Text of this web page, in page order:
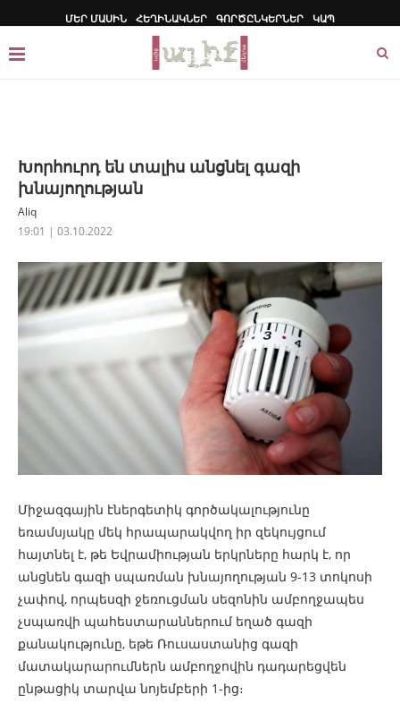
ՄԵՐ ՄԱՍԻՆ ՀԵՂԻՆԱԿՆԵՐ ԳՈՐԾԸՆԿԵՐՆԵՐ ԿԱՊ
Խորհուրդ են տալիս անցնել գազի
խնայողության
Aliq
19:01 | 03.10.2022
Միջազգային էներգետիկ գործակալությունը
եռամսյակը մեկ հրապարակվող իր զեկույցում
հայտնել է, թե Եվրամիության երկրները հարկ է, որ
անցնեն գազի սպառման խնայողության 9-13 տոկոսի
չափով, որպեսզի ջեռուցման սեզոնին ամբողջապես
չսպառվի պահեստարաններում եղած գազի
քանակությունը, եթե Ռուսաստանից գազի
մատակարարումներն ամբողջովին դադարեցվեն
ընթացիկ տարվա նոյեմբերի 1-ից։